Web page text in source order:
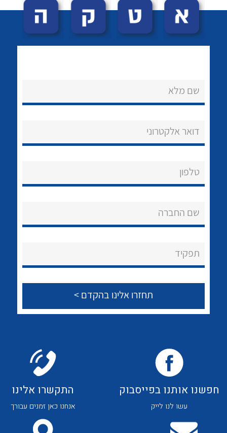
הצוות שלנו
שירותי תמיכה
לכל מוצרי היצרן לכל מוצרי היצרן
לכל מוצרי היצרן לכל מוצרי היצרן
שם מלא
דואר אלקטרוני
טלפון
שם החברה
תפקיד
חפשנו אותנו בפייסבוק
עשו לנו לייק
התקשרו אלינו
אנחנו כאן זמנים עבורך